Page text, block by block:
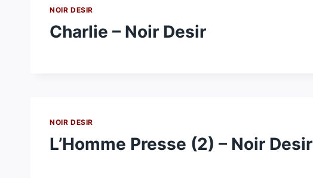
NOIR DESIR
Charlie – Noir Desir
NOIR DESIR
L’Homme Presse (2) – Noir Desir